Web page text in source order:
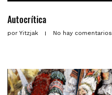
Autocrítica
por Yitzjak No hay comentarios